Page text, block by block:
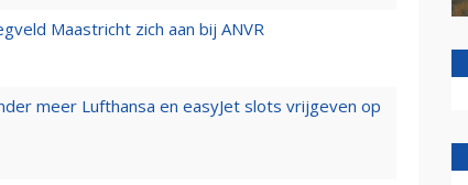
Maastricht zich aan bij ANVR
meer Lufthansa en easyJet slots vrijgeven op